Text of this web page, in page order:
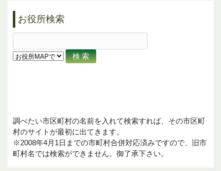
お役所検索
調べたい市区町村の名前を入れて検索すれば、その市区町
村のサイトが最初に出てきます。
※2008年4月1日までの市町村合併対応済みですので、旧市
町村名では検索ができません。御了承下さい。